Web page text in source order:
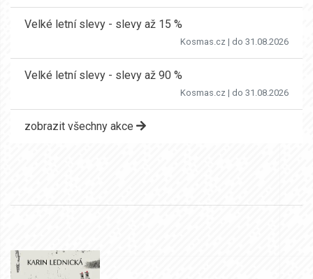
Velké letní slevy - slevy až 15 %
Kosmas.cz | do 31.08.2026
Velké letní slevy - slevy až 90 %
Kosmas.cz | do 31.08.2026
zobrazit všechny akce